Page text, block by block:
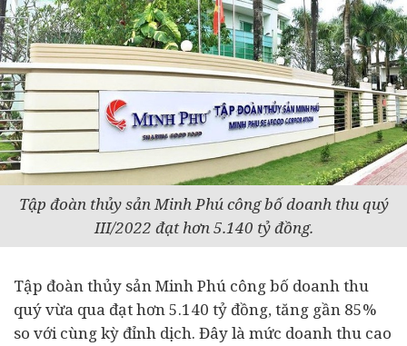
Tập đoàn thủy sản Minh Phú công bố doanh thu quý
III/2022 đạt hơn 5.140 tỷ đồng.
Tập đoàn thủy sản Minh Phú công bố doanh thu
quý vừa qua đạt hơn 5.140 tỷ đồng, tăng gần 85%
so với cùng kỳ đỉnh dịch. Đây là mức doanh thu cao